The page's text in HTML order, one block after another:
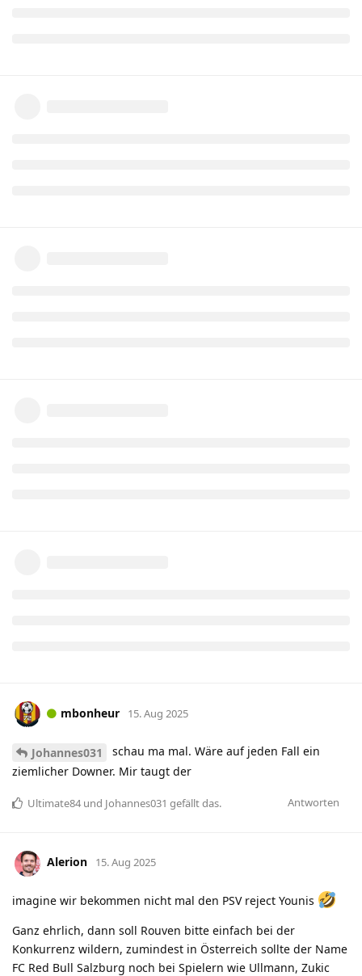
mbonheur 15. Aug 2025
Johannes031
schau ma mal. Wäre auf jeden Fall ein
ziemlicher Downer. Mir taugt der
Antworten
Ultimate84 und Johannes031 gefällt das.
Alerion 15. Aug 2025
imagine wir bekommen nicht mal den PSV reject Younis
Ganz ehrlich, dann soll Rouven bitte einfach bei der
Konkurrenz wildern, zumindest in Österreich sollte der Name
FC Red Bull Salzburg noch bei Spielern wie Ullmann, Zukic